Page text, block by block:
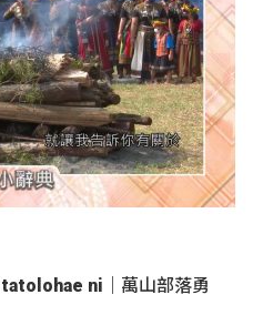
tatolohae ni｜萬山部落勇